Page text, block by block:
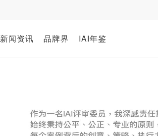
新闻资讯 品牌界 IAI年鉴